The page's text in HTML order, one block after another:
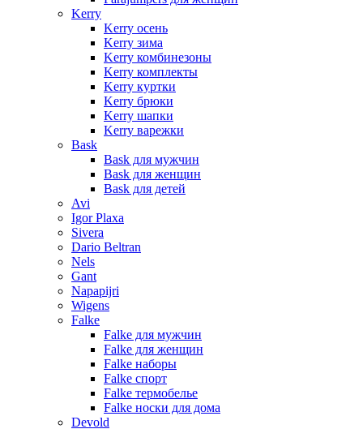
Kerry
Kerry осень
Kerry зима
Kerry комбинезоны
Kerry комплекты
Kerry куртки
Kerry брюки
Kerry шапки
Kerry варежки
Bask
Bask для мужчин
Bask для женщин
Bask для детей
Avi
Igor Plaxa
Sivera
Dario Beltran
Nels
Gant
Napapijri
Wigens
Falke
Falke для мужчин
Falke для женщин
Falke наборы
Falke спорт
Falke термобелье
Falke носки для дома
Devold